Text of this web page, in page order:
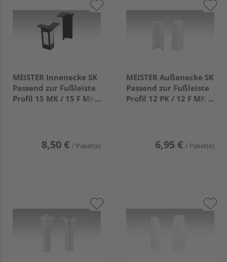
MEISTER Innenecke SK
Passend zur Fußleiste
Profil 15 MK / 15 F MK /
8,50 € / Paket(e)
MEISTER Außenecke SK
Passend zur Fußleiste
Profil 12 PK / 12 F MK
6,95 € / Paket(e)